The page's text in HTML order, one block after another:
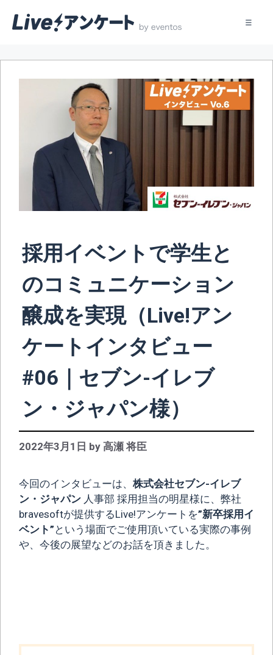
採用イベントで学生と
のコミュニケーション
醸成を実現（Live!アン
ケートインタビュー
#06｜セブン-イレブ
ン・ジャパン様）
2022年3月1日 by 高瀬 将臣
今回のインタビューは、 株式会社セブン-イレブ
ン・ジャパン 人事部 採用担当の明星様に、弊社
bravesoftが提供するLive!アンケートを”新卒採用イ
ベント” という場面でご使用頂いている実際の事例
や、今後の展望などのお話を頂きました。